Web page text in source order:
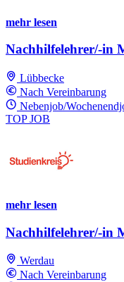
mehr lesen
Nachhilfelehrer/-in
Lübbecke
Nach Vereinbarung
Nebenjob/
TOP JOB
mehr lesen
Nachhilfelehrer/-in
Werdau
Nach Vereinbarung